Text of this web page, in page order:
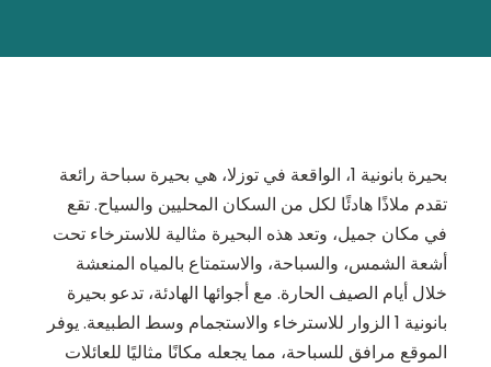
بحيرة بانونية 1، الواقعة في توزلا، هي بحيرة سباحة رائعة
تقدم ملاذًا هادئًا لكل من السكان المحليين والسياح. تقع
في مكان جميل، وتعد هذه البحيرة مثالية للاسترخاء تحت
أشعة الشمس، والسباحة، والاستمتاع بالمياه المنعشة
خلال أيام الصيف الحارة. مع أجوائها الهادئة، تدعو بحيرة
بانونية 1 الزوار للاسترخاء والاستجمام وسط الطبيعة. يوفر
الموقع مرافق للسباحة، مما يجعله مكانًا مثاليًا للعائلات